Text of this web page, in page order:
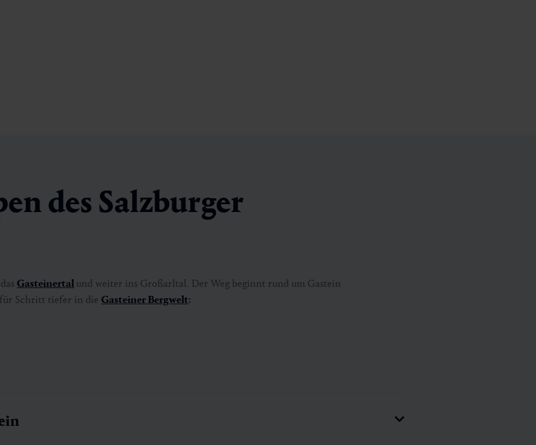
des Salzburger
Gasteinertalund weiter ins Großarltal. Der Weg beginnt rund um Gastein
Schritt tiefer in die Gasteiner Bergwelt: